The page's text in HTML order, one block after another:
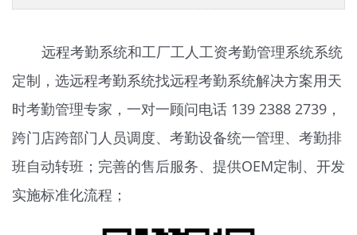
远程考勤系统和工厂工人工资考勤管理系统系统
定制，选远程考勤系统找远程考勤系统解决方案用天
时考勤管理专家，一对一顾问电话 139 2388 2739，
跨门店跨部门人员调度、考勤设备统一管理、考勤排
班自动转班；完善的售后服务、提供OEM定制、开发
实施标准化流程；